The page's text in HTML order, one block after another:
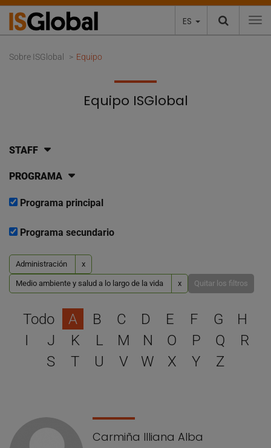
ES
Sobre ISGlobal Equipo
Equipo ISGlobal
STAFF
PROGRAMA
Programa principal
Programa secundario
Administración x
Medio ambiente y salud a lo largo de la vida x Quitar los filtros
Selecciona una letra
Todo A B C D E F G
H
I
J K L M N O P Q
R
S
T U V W X Y Z
Lista de personal
Carmiña Illiana Alba